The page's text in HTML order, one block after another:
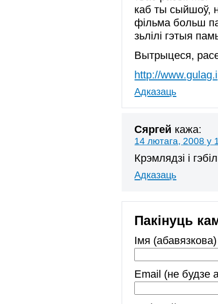
каб ты сыйшоў,
фільма больш
зьлілі гэтыя
Вытрыцеся,
http://
Адказаць
Сяргей кажа:
14 лютага, 2008 у
Крэмлядзі і
Адказаць
Пакінуць
Імя (абавязкова)
Email (не будзе